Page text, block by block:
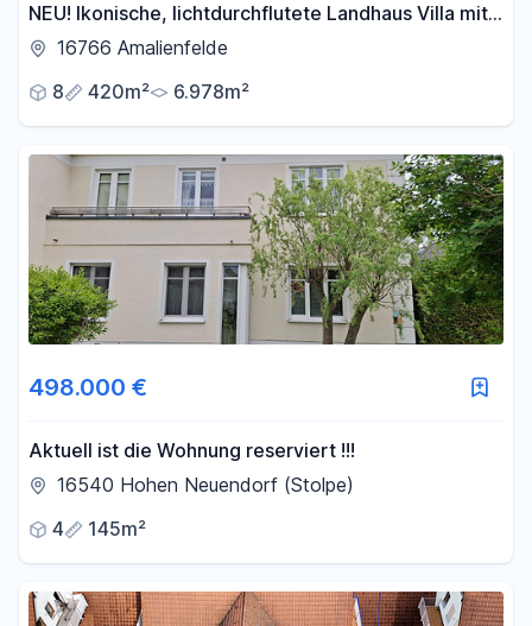
NEU! Ikonische, lichtdurchflutete Landhaus Villa mit
Einliegerwohnung & mögl. Grundstkserweiterung
16766 Amalienfelde
8
420m² 6.978m²
498.000 €
Aktuell ist die Wohnung reserviert !!!
16540 Hohen Neuendorf (Stolpe)
4
145m²